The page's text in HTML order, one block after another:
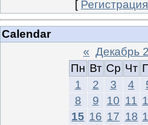
[ Регистрация
Calendar
« Декабрь
Пн Вт Ср Чт
1
2 3 4
8
9 10 11
15 16 17 18